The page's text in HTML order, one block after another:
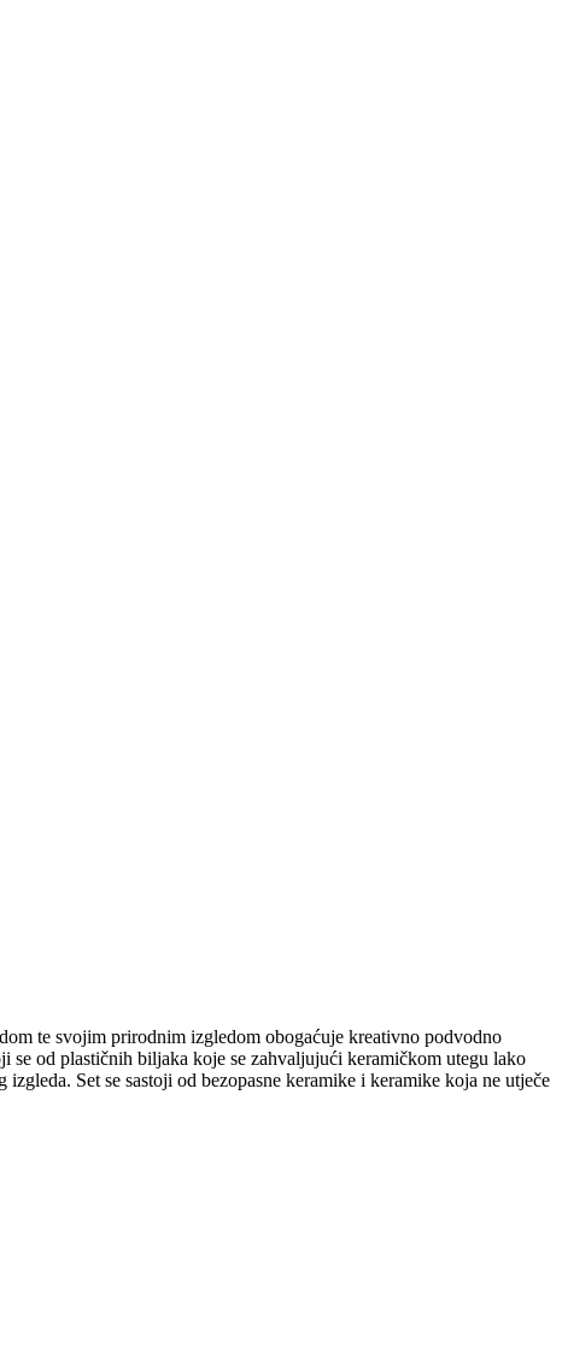
te svojim prirodnim izgledom obogaćuje kreativno podvodno
se od plastičnih biljaka koje se zahvaljujući keramičkom utegu lako
Set se sastoji od bezopasne keramike i keramike koja ne utječe